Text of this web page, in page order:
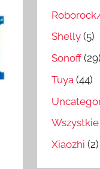
Shelly (5)
Sonoff (29)
Tuya (44)
Wszystkie
Xiaozhi (2)